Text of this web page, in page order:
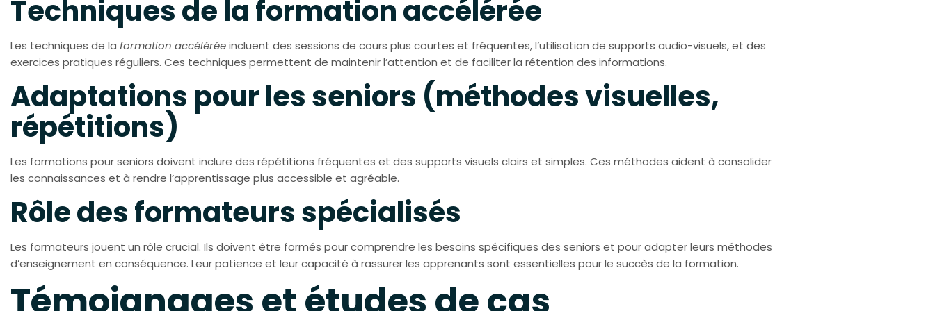
Techniques de la formation accélérée
Les techniques de la formation accéléréeincluent des sessions de cours plus courtes et fréquentes, l’utilisation de supports audio-visuels, et des
exercices pratiques réguliers. Ces techniques permettent de maintenir l’attention et de faciliter la rétention des informations.
Adaptations pour les seniors (méthodes visuelles,
répétitions)
Les formations pour seniors doivent inclure des répétitions fréquentes et des supports visuels clairs et simples. Ces méthodes aident à consolider
les connaissances et à rendre l’apprentissage plus accessible et agréable.
Rôle des formateurs spécialisés
Les formateurs jouent un rôle crucial. Ils doivent être formés pour comprendre les besoins spécifiques des seniors et pour adapter leurs méthodes
d’enseignement en conséquence. Leur patience et leur capacité à rassurer les apprenants sont essentielles pour le succès de la formation.